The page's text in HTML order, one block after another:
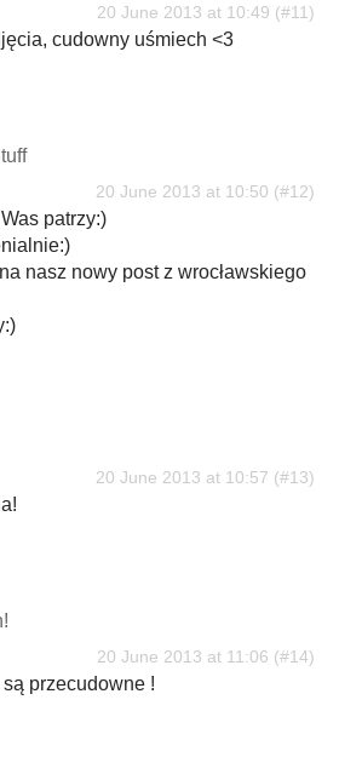
20 June 2013 at 10:49
cudowny uśmiech <3
20 June 2013 at 10:50
patrzy:)
nasz nowy post z wrocławskiego
20 June 2013 at 10:57
20 June 2013 at 11:06
przecudowne !